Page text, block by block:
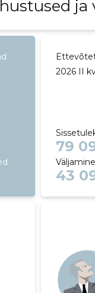
ja
2026 II
79
43